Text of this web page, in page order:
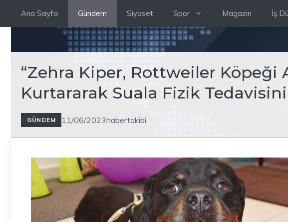
Ana Sayfa Gündem Siyaset Spor Magazin İş
“Zehra Kiper, Rottweiler Köpeği
Kurtararak Suala Fizik
GÜNDEM 11/06/2023habertakibi